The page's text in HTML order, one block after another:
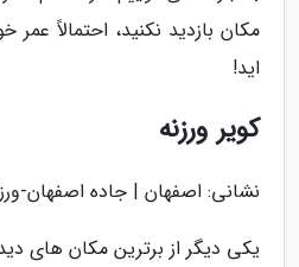
مکان بازدید نکنید، احتمالاً عمر
اید!
کویر ورزنه
نشانی: اصفهان | جاده اصفهان-
یکی دیگر از برترین مکان های